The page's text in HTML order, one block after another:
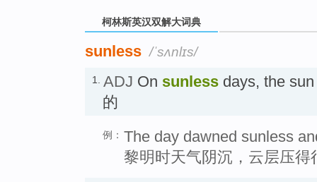
柯林斯英汉双解大词典
sunless /ˈsʌnlɪs/
1. ADJ On sunless days, the
的
例： The day dawned sunless
黎明时天气阴沉，云层压得